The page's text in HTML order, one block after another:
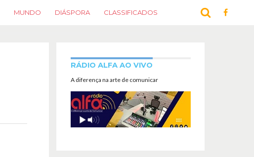
MUNDO DIÁSPORA CLASSIFICADOS
RÁDIO ALFA AO VIVO
A diferença na arte de comunicar